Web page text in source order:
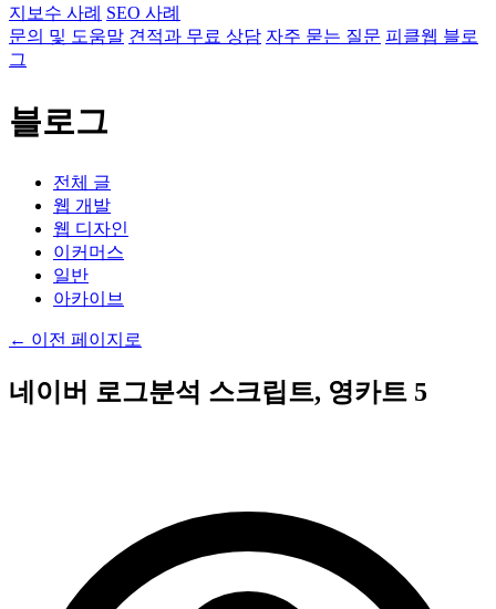
지보수 사례 SEO 사례
문의 및 도움말 견적과 무료 상담 자주 묻는 질문 피클웹 블로
그
블로그
전체 글
웹 개발
웹 디자인
이커머스
일반
아카이브
← 이전 페이지로
네이버 로그분석 스크립트, 영카트 5